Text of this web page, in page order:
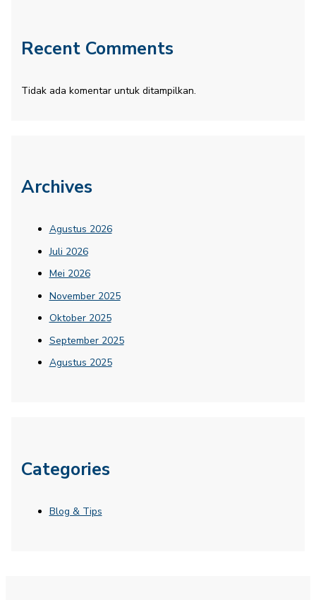
Recent Comments
Tidak ada komentar untuk ditampilkan.
Archives
Agustus 2026
Juli 2026
Mei 2026
November 2025
Oktober 2025
September 2025
Agustus 2025
Categories
Blog & Tips